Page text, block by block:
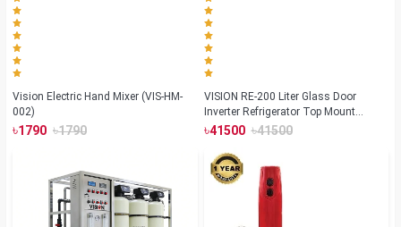
Vision Electric Hand Mixer (VIS-HM-
002)
৳1790 ৳1790
VISION RE-200 Liter Glass Door
Inverter Refrigerator Top Mount
Summer Lotus
৳41500 ৳41500